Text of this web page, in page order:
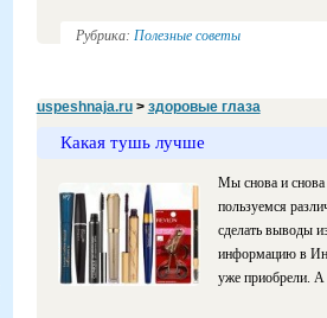
Рубрика: Полезные советы
uspeshnaja.ru> здоровые глаза
Какая тушь лучше
Мы снова и снова
пользуемся
сделать выводы
информацию в
уже приобрели.